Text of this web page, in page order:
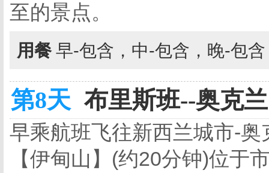
至的景点。
用餐 早-包含，中-包含，晚-包
第8天 布里斯班--奥克
早乘航班飞往新西兰城市-
【伊甸山】(约20分钟)位于